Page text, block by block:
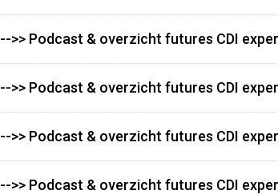
-->> Podcast & overzicht futures CDI
-->> Podcast & overzicht futures CDI
-->> Podcast & overzicht futures CDI
-->> Podcast & overzicht futures CDI